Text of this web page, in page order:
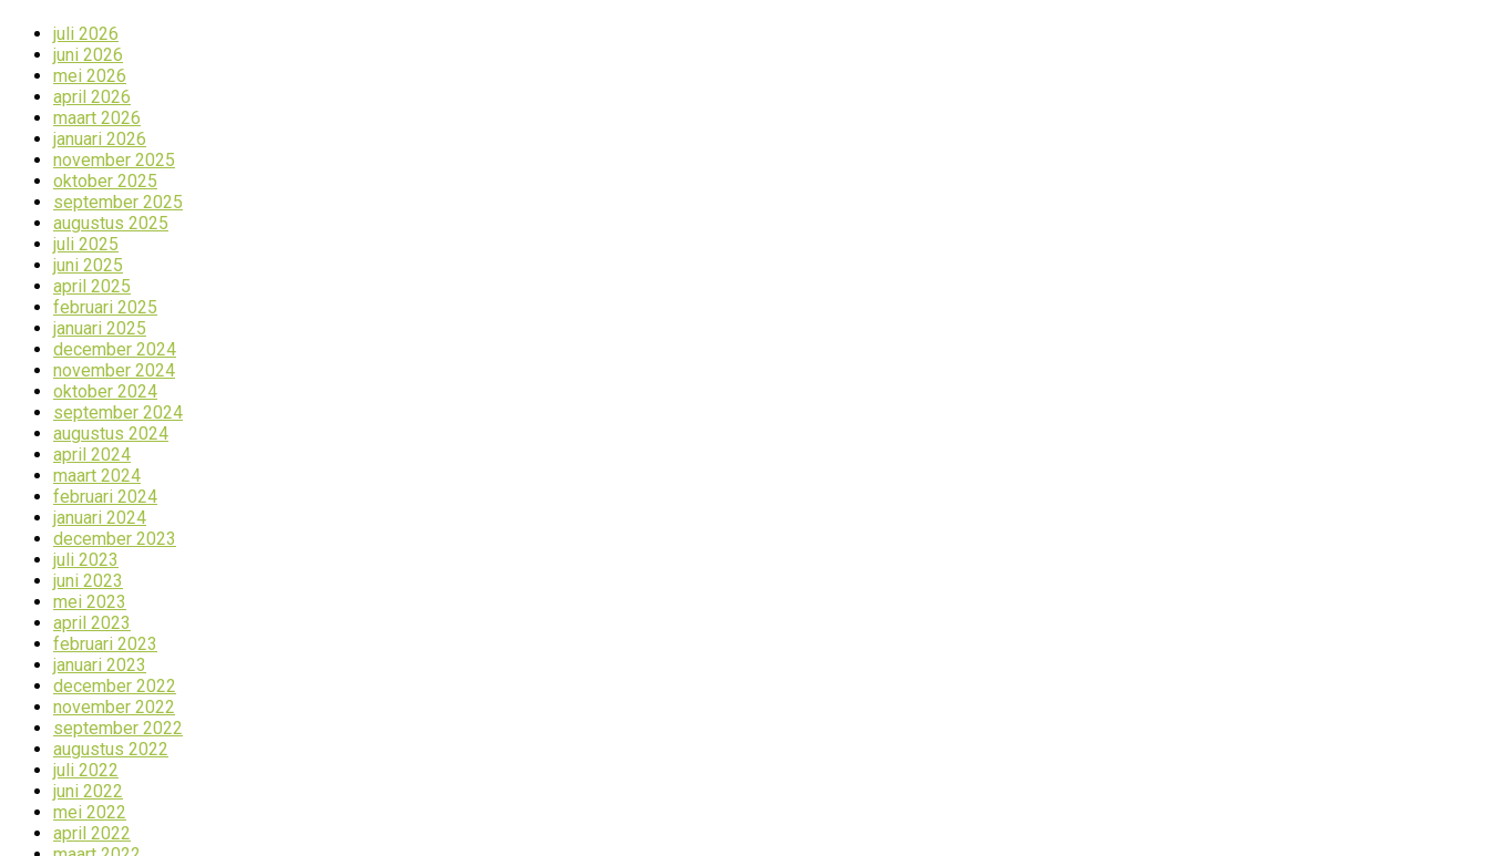
juli 2026
juni 2026
mei 2026
april 2026
maart 2026
januari 2026
november 2025
oktober 2025
september 2025
augustus 2025
juli 2025
juni 2025
april 2025
februari 2025
januari 2025
december 2024
november 2024
oktober 2024
september 2024
augustus 2024
april 2024
maart 2024
februari 2024
januari 2024
december 2023
juli 2023
juni 2023
mei 2023
april 2023
februari 2023
januari 2023
december 2022
november 2022
september 2022
augustus 2022
juli 2022
juni 2022
mei 2022
april 2022